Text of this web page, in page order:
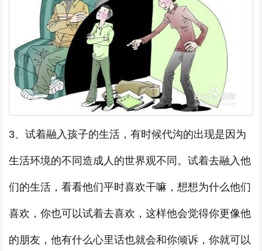
3、试着融入孩子的生活，有时候代沟的出现是因为
生活环境的不同造成人的世界观不同。试着去融入他
们的生活，看看他们平时喜欢干嘛，想想为什么他们
喜欢，你也可以试着去喜欢，这样他会觉得你更像他
的朋友，他有什么心里话也就会和你倾诉，你就可以